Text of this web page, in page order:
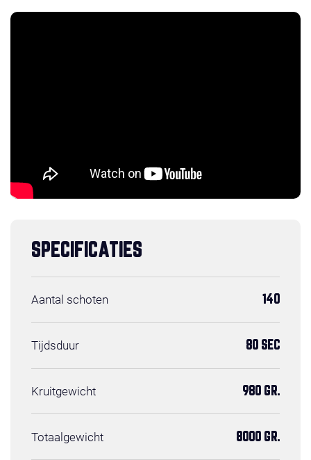
SPECIFICATIES
Aantal schoten 140
Tijdsduur 80 SEC
Kruitgewicht 980 GR.
Totaalgewicht 8000 GR.